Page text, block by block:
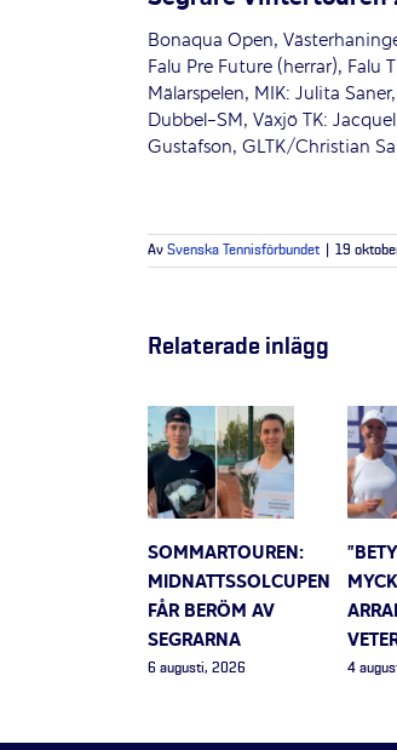
Bonaqua Open,
Falu Pre Future (herrar), Falu
Mälarspelen, MIK: Julita
Dubbel-SM, Växjö TK:
Gustafson, GLTK/Christian
Av Svenska Tennisförbundet 19
Relaterade inlägg
SOMMARTOUREN:
MIDNATTSSOLCUPEN
FÅR BERÖM AV
SEGRARNA
6 augusti, 2026 4